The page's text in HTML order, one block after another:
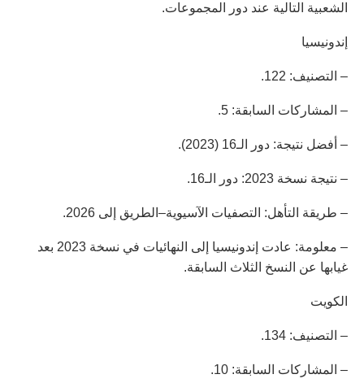
الشعبية التالية عند دور المجموعات.
إندونيسيا
– التصنيف: 122.
– المشاركات السابقة: 5.
– أفضل نتيجة: دور الـ16 (2023).
– نتيجة نسخة 2023: دور الـ16.
– طريقة التأهل: التصفيات الآسيوية–الطريق إلى 2026.
– معلومة: عادت إندونيسيا إلى النهائيات في نسخة 2023 بعد
غيابها عن النسخ الثلاث السابقة.
الكويت
– التصنيف: 134.
– المشاركات السابقة: 10.